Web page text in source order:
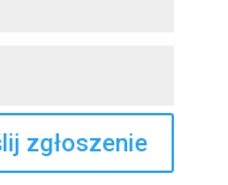
zgłoszenie